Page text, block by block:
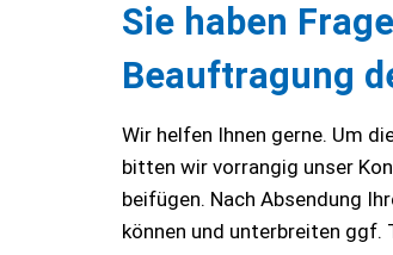
Sie haben
Beauftragung
Wir helfen Ihnen gerne. Um
bitten wir vorrangig unser
beifügen. Nach Absendung
können und unterbreiten